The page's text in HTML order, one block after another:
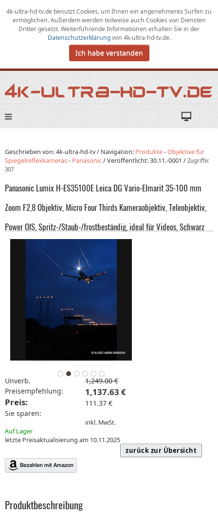
4k-ultra-hd-tv.de benutzt Cookies, umIhnen ein angenehmeres Surfen zu
ermöglichen.Außerdem werden teilweise auch Cookies von Diensten
Dritter gesetzt. Weiterführende Informationen erhalten Sie in der
Datenschutzerklärungvon 4k-ultra-hd-tv.de.
Ich habe verstanden
Geschrieben von: 4k-ultra-hd-tv / Navigation: Produkte-Objektive für
Spiegelreflexkameras- Panasonic/Veröffentlicht:30.11.-0001 / Zugriffe:
307
Panasonic Lumix H-ES35100E Leica DG Vario-Elmarit 35-100 mm
Zoom F2,8 Objektiv, Micro Four Thirds Kameraobjektiv, Teleobjektiv,
Power OIS, Spritz-/Staub-/frostbeständig, ideal für Videos, Schwarz
Unverb.
Preisempfehlung:
1,249.00 €
Preis:
1,137.63 €
Sie sparen:
111.37 €
inkl. MwSt.
Auf Lager
letzte Preisaktualisierung am 10.11.2025
zurück zur Übersicht
Produktbeschreibung